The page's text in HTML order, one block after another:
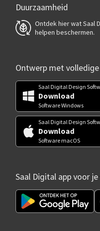
Duurzaamheid
Ontdek hier wat Saal
helpen beschermen.
Ontwerp met
Saal Digital Design
Download
Software Windows
Saal Digital Design
Download
Software macOS
Saal Digital app voor